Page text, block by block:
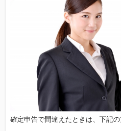
確定申告で間違えたときは、下記の